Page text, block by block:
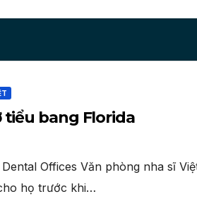
tiểu bang Florida
Offices Văn phòng nha sĩ
họ trước khi…